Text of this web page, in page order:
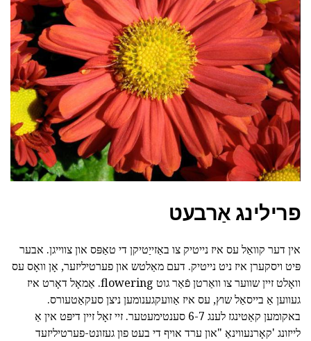
פרילינג אַרבעט
אין דער קוואַל עס איז נייטיק צו באַזייַטיקן די טאַפּס און צווייגן. אבער
פּיט ויסקערן איז ניט נייטיק. דעם מאַלטש און פערטיליזער, אָן וואָס עס
וואָלט זיין שווער צו וואַרטן פֿאַר גוט flowering. אַמאָל דאָרט איז
געווען אַ בייסאַל שוץ, עס איז אַוועקגענומען ניצן סעקאַטעורס.
באקומען קאַטינגז לענג 6-7 סענטימעטער. זיי זאָל זיין דיפּט אין אַ
לייזונג 'קאָרנעווינאַ "און ערד אויף די בעט פון געזונט-פערטיליזעד